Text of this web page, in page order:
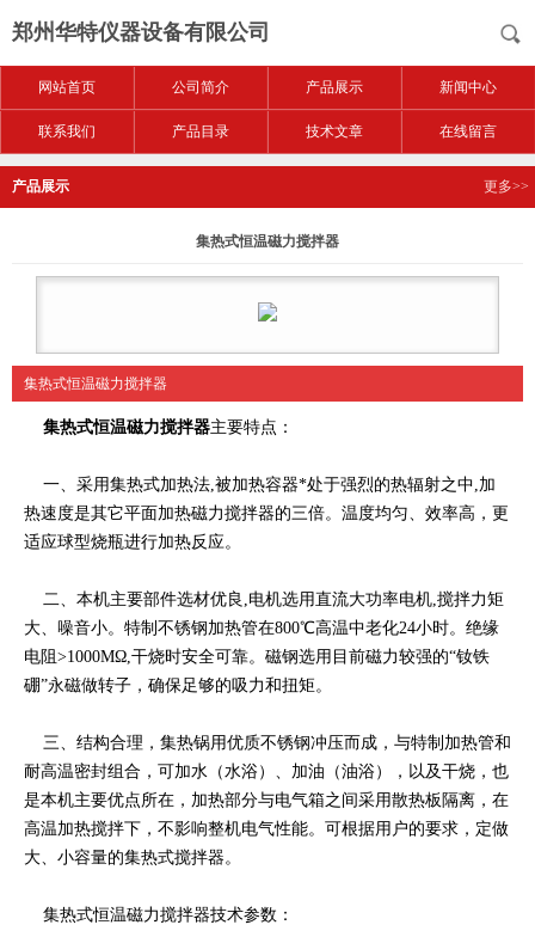
郑州华特仪器设备有限公司
网站首页 公司简介 产品展示 新闻中心
联系我们 产品目录 技术文章 在线留言
产品展示 更多>>
集热式恒温磁力搅拌器
集热式恒温磁力搅拌器
集热式恒温磁力搅拌器主要特点：
一、采用集热式加热法,被加热容器*处于强烈的热辐射之中,加
热速度是其它平面加热磁力搅拌器的三倍。温度均匀、效率高，更
适应球型烧瓶进行加热反应。
二、本机主要部件选材优良,电机选用直流大功率电机,搅拌力矩
大、噪音小。特制不锈钢加热管在800℃高温中老化24小时。绝缘
电阻>1000MΩ,干烧时安全可靠。磁钢选用目前磁力较强的“钕铁
硼”永磁做转子，确保足够的吸力和扭矩。
三、结构合理，集热锅用优质不锈钢冲压而成，与特制加热管和
耐高温密封组合，可加水（水浴）、加油（油浴），以及干烧，也
是本机主要优点所在，加热部分与电气箱之间采用散热板隔离，在
高温加热搅拌下，不影响整机电气性能。可根据用户的要求，定做
大、小容量的集热式搅拌器。
集热式恒温磁力搅拌器技术参数：